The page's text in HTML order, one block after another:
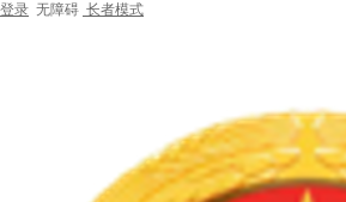
登录 无障碍 长者模式